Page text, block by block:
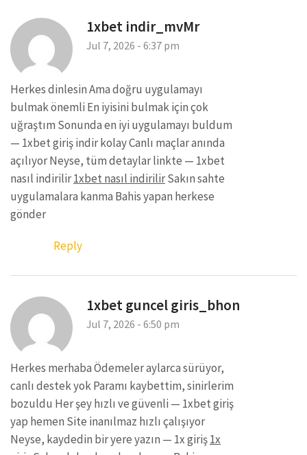
1xbet indir_mvMr
Jul 7, 2026 - 6:37 pm
Herkes dinlesin Ama doğru uygulamayı
bulmak önemli En iyisini bulmak için çok
uğraştım Sonunda en iyi uygulamayı buldum
— 1xbet giriş indir kolay Canlı maçlar anında
açılıyor Neyse, tüm detaylar linkte — 1xbet
nasıl indirilir1xbet nasıl indirilirSakın sahte
uygulamalara kanma Bahis yapan herkese
gönder
Reply
1xbet guncel giris_bhon
Jul 7, 2026 - 6:50 pm
Herkes merhaba Ödemeler aylarca sürüyor,
canlı destek yok Paramı kaybettim, sinirlerim
bozuldu Her şey hızlı ve güvenli — 1xbet giriş
yap hemen Site inanılmaz hızlı çalışıyor
Neyse, kaydedin bir yere yazın — 1x giriş1x